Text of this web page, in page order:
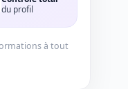
du profil
à tout